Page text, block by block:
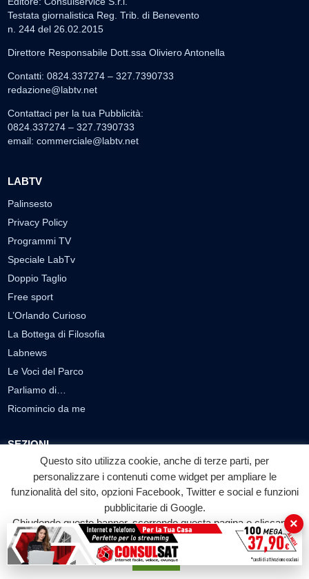
Testata giornalistica Reg. Trib. di Benevento
n. 244 del 26.02.2015
Direttore Responsabile Dott.ssa Oliviero Antonella
Contatti: 0824.337274 – 327.7390733
redazione@labtv.net
Contattaci per la tua Pubblicità:
0824.337274 – 327.7390733
email: commerciale@labtv.net
LABTV
Palinsesto
Privacy Policy
Programmi TV
Speciale LabTv
Doppio Taglio
Free sport
L’Orlando Curioso
La Bottega di Filosofia
Labnews
Le Voci del Parco
Parliamo di…
Ricomincio da me
SEZIONI
Cronaca
Politica
Cultura
Economia
Sport
Questo sito utilizza cookie, anche di terze parti, per
personalizzare i contenuti come widget per ampliare le
funzionalità del sito, opzioni Facebook, Twitter e social e funzioni
pubblicitarie di Google.
Chiudendo questo banner, scorrendo questa pagina o cliccando
su qualunque suo elemento acconsenti all'uso dei cookie.
Accetta
×